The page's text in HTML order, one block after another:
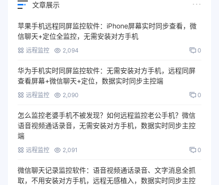
文章展示
苹果手机远程同屏监控软件：iPhone屏幕实时同步查看，微
信聊天+定位全监控，无需安装对方手机
远程监控 2,094 0
华为手机实时同屏监控软件：无需安装对方手机，远程同屏
查看屏幕+微信聊天+定位，数据实时同步主控端
远程监控 2,090 0
怎么监控老婆手机不被发现？如何远程监控老公手机？微信
语音视频通话录音，无需安装对方手机，数据实时同步主控
端
远程监控 2,091 0
微信聊天记录监控软件：语音视频通话录音、文字消息全抓
取，不用安装对方手机，远程无感植入，数据实时同步主控